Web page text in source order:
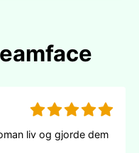
liv og gjorde dem